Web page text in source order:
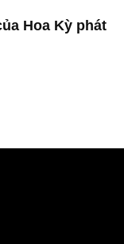
Hoa Kỳ phát